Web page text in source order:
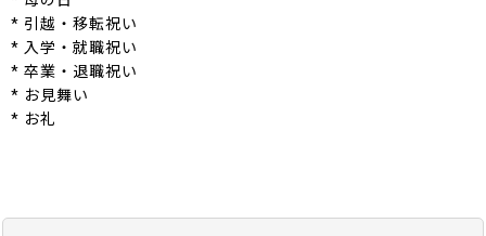
* 引越・移転祝い
* 入学・就職祝い
* 卒業・退職祝い
* お見舞い
* お礼